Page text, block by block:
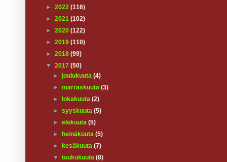
► 2022 (116)
► 2021 (102)
► 2020 (122)
► 2019 (110)
► 2018 (99)
▼ 2017 (50)
►joulukuuta(4)
►marraskuuta(3)
►
lokakuuta(2)
►syyskuuta(5)
►elokuuta(5)
►
heinäkuuta(5)
►
kesäkuuta(7)
▼toukokuuta(8)